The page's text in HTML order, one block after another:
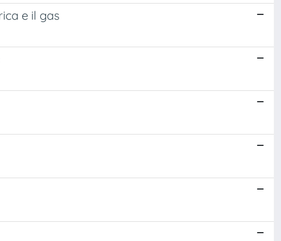
e il gas